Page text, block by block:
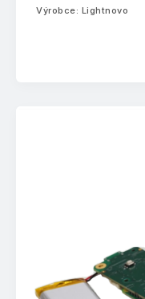
Výrobce: Lightnovo